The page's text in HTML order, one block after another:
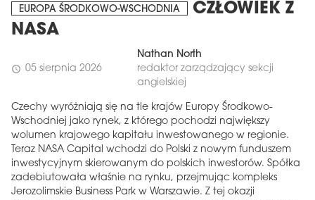
EUROPA ŚRODKOWO-WSCHODNIA
CZŁOWIEK Z
NASA
schedule 05 sierpnia 2026
Nathan North
redaktor zarządzający sekcji
angielskiej
Czechy wyróżniają się na tle krajów Europy Środkowo-
Wschodniej jako rynek, z którego pochodzi największy
wolumen krajowego kapitału inwestowanego w regionie.
Teraz NASA Capital wchodzi do Polski z nowym funduszem
inwestycyjnym skierowanym do polskich inwestorów. Spółka
zadebiutowała właśnie na rynku, przejmując kompleks
Jerozolimskie Business Park w Warszawie. Z tej okazji